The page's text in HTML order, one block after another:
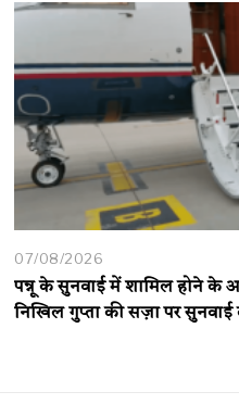
07/08/2026
पन्नू के सुनवाई में शामिल होने के
निखिल गुप्ता की सज़ा पर सुनवाई